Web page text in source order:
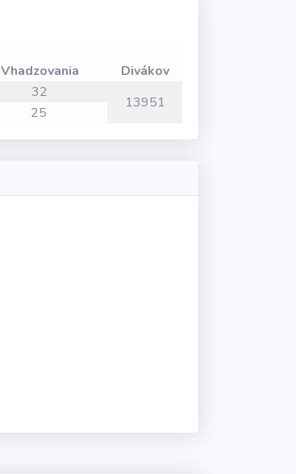
Vhadzovania
Divákov
32
13951
25